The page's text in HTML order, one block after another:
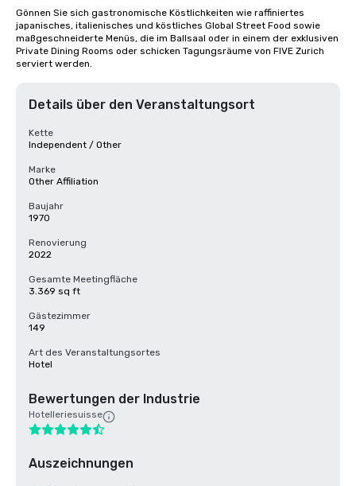
Gönnen Sie sich gastronomische Köstlichkeiten wie raffiniertes
japanisches, italienisches und köstliches Global Street Food sowie
maßgeschneiderte Menüs, die im Ballsaal oder in einem der exklusiven
Private Dining Rooms oder schicken Tagungsräume von FIVE Zurich
serviert werden.
Details über den Veranstaltungsort
Kette
Independent / Other
Marke
Other Affiliation
Baujahr
1970
Renovierung
2022
Gesamte Meetingfläche
3.369 sq ft
Gästezimmer
149
Art des Veranstaltungsortes
Hotel
Bewertungen der Industrie
Hotelleriesuisse
Auszeichnungen